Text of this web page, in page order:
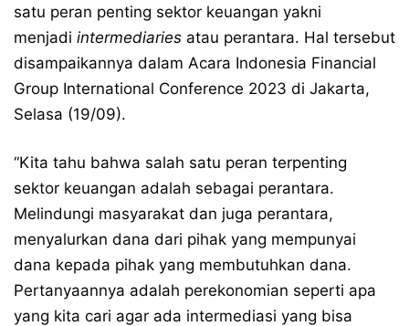
satu peran penting sektor keuangan yakni
menjadi intermediaries atau perantara. Hal tersebut
disampaikannya dalam Acara Indonesia Financial
Group International Conference 2023 di Jakarta,
Selasa (19/09).
“Kita tahu bahwa salah satu peran terpenting
sektor keuangan adalah sebagai perantara.
Melindungi masyarakat dan juga perantara,
menyalurkan dana dari pihak yang mempunyai
dana kepada pihak yang membutuhkan dana.
Pertanyaannya adalah perekonomian seperti apa
yang kita cari agar ada intermediasi yang bisa